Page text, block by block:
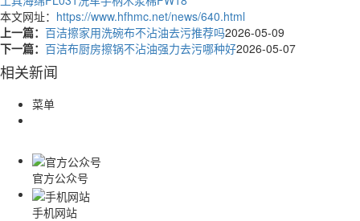
本文网址： https://www.hfhmc.net/news/640.html
上一篇： 百洁擦家用洗碗布不沾油去污推荐吗2026-05-09
下一篇： 百洁布厨房擦锅不沾油强力去污哪种好2026-05-07
相关新闻
菜单
官方公众号
手机网站